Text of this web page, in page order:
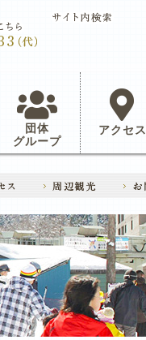
団体
グループ
アクセス